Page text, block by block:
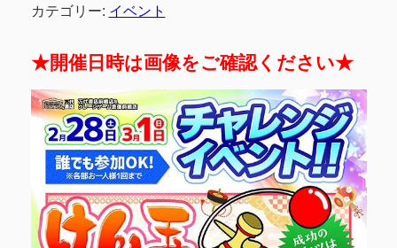
カテゴリー: イベント
★開催日時は画像をご確認ください★